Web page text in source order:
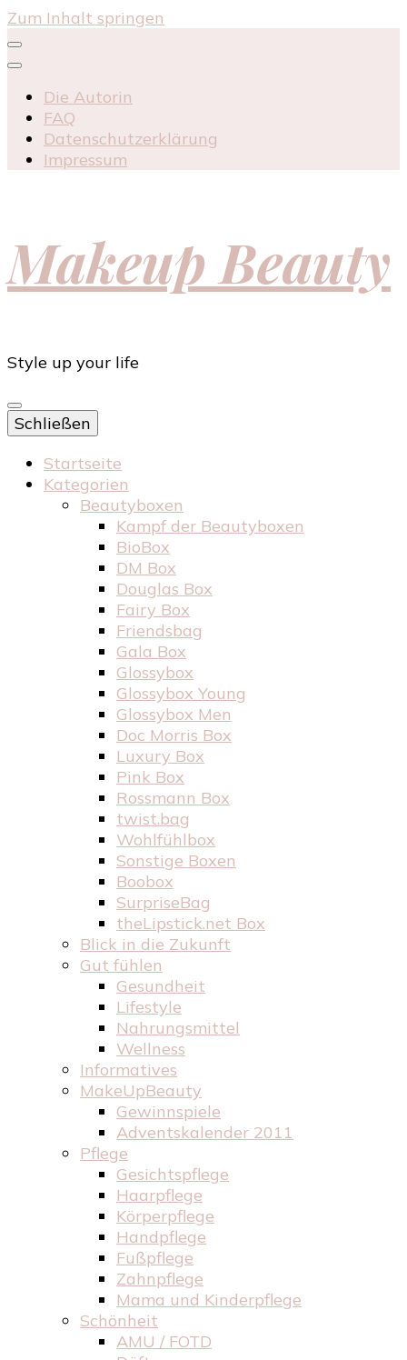
Zum Inhalt springen
Die Autorin
FAQ
Datenschutzerklärung
Impressum
Makeup Beauty
Style up your life
Schließen
Startseite
Kategorien
Beautyboxen
Kampf der Beautyboxen
BioBox
DM Box
Douglas Box
Fairy Box
Friendsbag
Gala Box
Glossybox
Glossybox Young
Glossybox Men
Doc Morris Box
Luxury Box
Pink Box
Rossmann Box
twist.bag
Wohlfühlbox
Sonstige Boxen
Boobox
SurpriseBag
theLipstick.net Box
Blick in die Zukunft
Gut fühlen
Gesundheit
Lifestyle
Nahrungsmittel
Wellness
Informatives
MakeUpBeauty
Gewinnspiele
Adventskalender 2011
Pflege
Gesichtspflege
Haarpflege
Körperpflege
Handpflege
Fußpflege
Zahnpflege
Mama und Kinderpflege
Schönheit
AMU / FOTD